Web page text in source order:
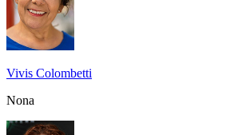
Vivis Colombetti
Nona